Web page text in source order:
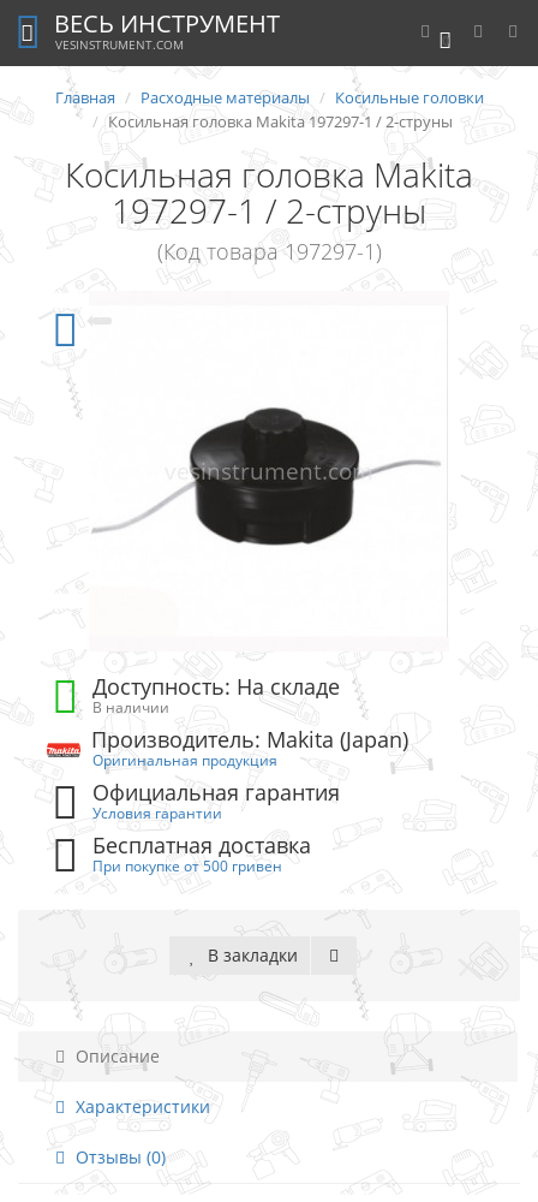
0
ВЕСЬ ИНСТРУМЕНТ
VESINSTRUMENT.COM
Главная Расходные материалы
Косильные головки
Косильная головка Makita 197297-1 / 2-струны
Косильная головка Makita
197297-1 / 2-струны
(Код товара 197297-1)
Доступность: На складе
В наличии
Производитель: Makita (Japan)
Оригинальная продукция
Официальная гарантия
Условия гарантии
Бесплатная доставка
При покупке от 500 гривен
В закладки
Описание
Характеристики
Отзывы (0)